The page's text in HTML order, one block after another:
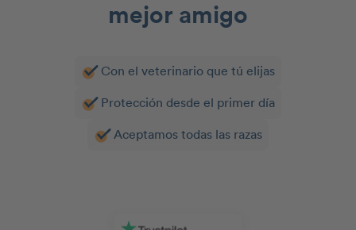
mejor amigo
Con el veterinario que tú elijas
Protección desde el primer día
Aceptamos todas las razas